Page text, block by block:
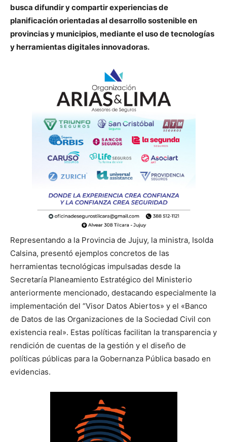
busca difundir y compartir experiencias de
planificación orientadas al desarrollo sostenible en
provincias y municipios, mediante el uso de tecnologías
y herramientas digitales innovadoras.
Representando a la Provincia de Jujuy, la ministra, Isolda
Calsina, presentó ejemplos concretos de las
herramientas tecnológicas impulsadas desde la
Secretaría Planeamiento Estratégico del Ministerio
anteriormente mencionado, destacando especialmente la
implementación del “Visor Datos Abiertos» y el «Banco
de Datos de las Organizaciones de la Sociedad Civil con
existencia real». Estas políticas facilitan la transparencia y
rendición de cuentas de la gestión y el diseño de
políticas públicas para la Gobernanza Pública basado en
evidencias.